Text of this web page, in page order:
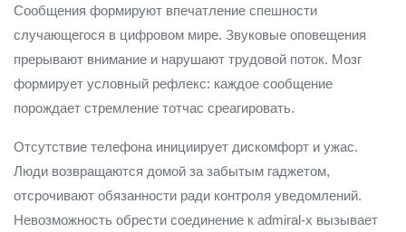
Сообщения формируют впечатление спешности
случающегося в цифровом мире. Звуковые оповещения
прерывают внимание и нарушают трудовой поток. Мозг
формирует условный рефлекс: каждое сообщение
порождает стремление тотчас среагировать.
Отсутствие телефона инициирует дискомфорт и ужас.
Люди возвращаются домой за забытым гаджетом,
отсрочивают обязанности ради контроля уведомлений.
Невозможность обрести соединение к admiral-x вызывает